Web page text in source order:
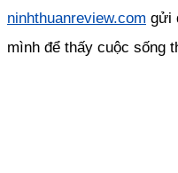
ninhthuanreview.com gửi
mình để thấy cuộc sống